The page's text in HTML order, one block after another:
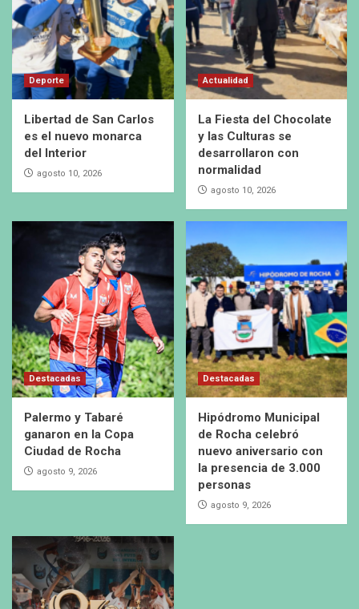
Deporte
Libertad de San Carlos
es el nuevo monarca
del Interior
agosto 10, 2026
Actualidad
La Fiesta del Chocolate
y las Culturas se
desarrollaron con
normalidad
agosto 10, 2026
Destacadas
Palermo y Tabaré
ganaron en la Copa
Ciudad de Rocha
agosto 9, 2026
Destacadas
Hipódromo Municipal
de Rocha celebró
nuevo aniversario con
la presencia de 3.000
personas
agosto 9, 2026